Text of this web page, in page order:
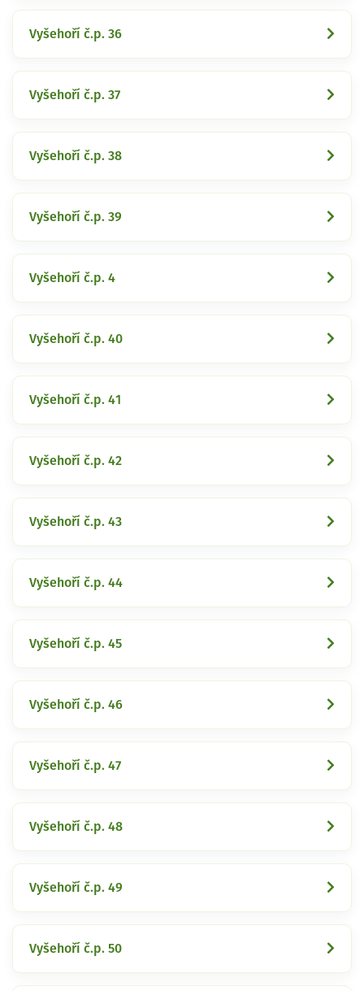
Vyšehoří č.p. 36
Vyšehoří č.p. 37
Vyšehoří č.p. 38
Vyšehoří č.p. 39
Vyšehoří č.p. 4
Vyšehoří č.p. 40
Vyšehoří č.p. 41
Vyšehoří č.p. 42
Vyšehoří č.p. 43
Vyšehoří č.p. 44
Vyšehoří č.p. 45
Vyšehoří č.p. 46
Vyšehoří č.p. 47
Vyšehoří č.p. 48
Vyšehoří č.p. 49
Vyšehoří č.p. 50